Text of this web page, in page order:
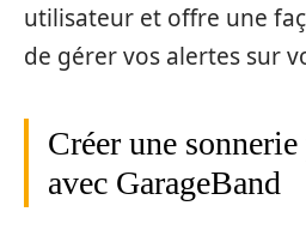
utilisateur et offre une
de gérer vos alertes sur
Créer une
avec GarageBand